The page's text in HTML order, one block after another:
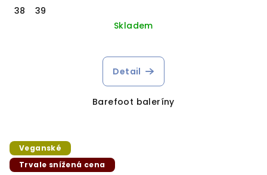
38
39
Skladem
Detail
Barefoot baleríny
Veganské
Trvale snížená cena